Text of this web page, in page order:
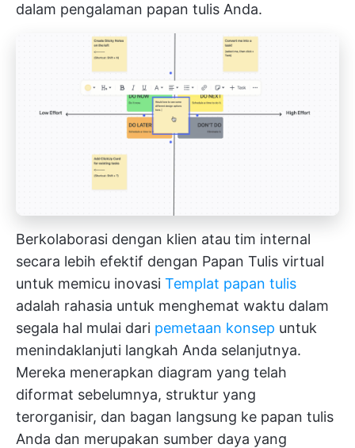
dalam pengalaman papan tulis Anda.
Berkolaborasi dengan klien atau tim internal
secara lebih efektif dengan Papan Tulis virtual
untuk memicu inovasi Templat papan tulis
adalah rahasia untuk menghemat waktu dalam
segala hal mulai dari pemetaan konsep untuk
menindaklanjuti langkah Anda selanjutnya.
Mereka menerapkan diagram yang telah
diformat sebelumnya, struktur yang
terorganisir, dan bagan langsung ke papan tulis
Anda dan merupakan sumber daya yang